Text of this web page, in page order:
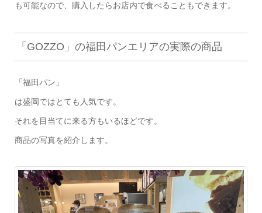
も可能なので、購入したらお店内で食べることもできます。
「GOZZO」の福田パンエリアの実際の商品
「福田パン」
は盛岡ではとても人気です。
それを目当てに来る方もいるほどです。
商品の写真を紹介します。